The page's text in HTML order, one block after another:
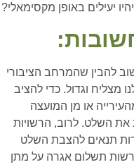
יעילים באופן מקסימאלי?
להבין שהמרחב הציבורי
מצליח וגדול. כדי להציב
או מן המועצה
את השלט. לרוב, הרשויות
תנאים להצבת השלט
תשלום אגרה על מתן